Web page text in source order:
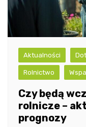
Aktualności
Rolnictwo
Czy będą
rolnicze –
prognozy